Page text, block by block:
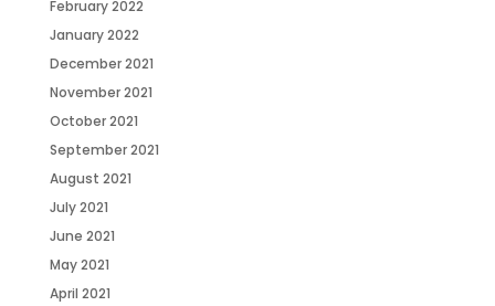
February 2022
January 2022
December 2021
November 2021
October 2021
September 2021
August 2021
July 2021
June 2021
May 2021
April 2021